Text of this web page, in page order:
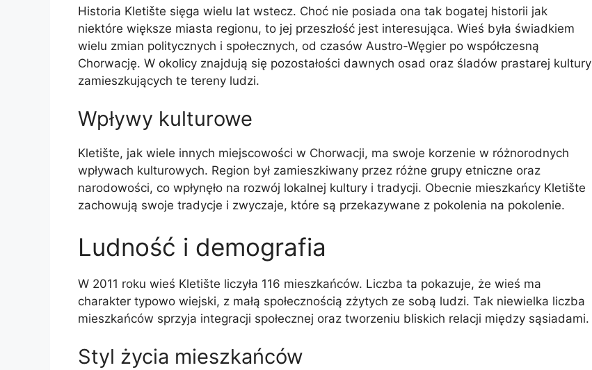
Historia Kletište sięga wielu lat wstecz. Choć nie posiada ona tak bogatej historii jak
niektóre większe miasta regionu, to jej przeszłość jest interesująca. Wieś była świadkiem
wielu zmian politycznych i społecznych, od czasów Austro-Węgier po współczesną
Chorwację. W okolicy znajdują się pozostałości dawnych osad oraz śladów prastarej kultury
zamieszkujących te tereny ludzi.
Wpływy kulturowe
Kletište, jak wiele innych miejscowości w Chorwacji, ma swoje korzenie w różnorodnych
wpływach kulturowych. Region był zamieszkiwany przez różne grupy etniczne oraz
narodowości, co wpłynęło na rozwój lokalnej kultury i tradycji. Obecnie mieszkańcy Kletište
zachowują swoje tradycje i zwyczaje, które są przekazywane z pokolenia na pokolenie.
Ludność i demografia
W 2011 roku wieś Kletište liczyła 116 mieszkańców. Liczba ta pokazuje, że wieś ma
charakter typowo wiejski, z małą społecznością zżytych ze sobą ludzi. Tak niewielka liczba
mieszkańców sprzyja integracji społecznej oraz tworzeniu bliskich relacji między sąsiadami.
Styl życia mieszkańców